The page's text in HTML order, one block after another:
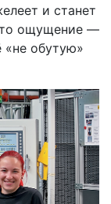
и станет
ощущение —
обутую»